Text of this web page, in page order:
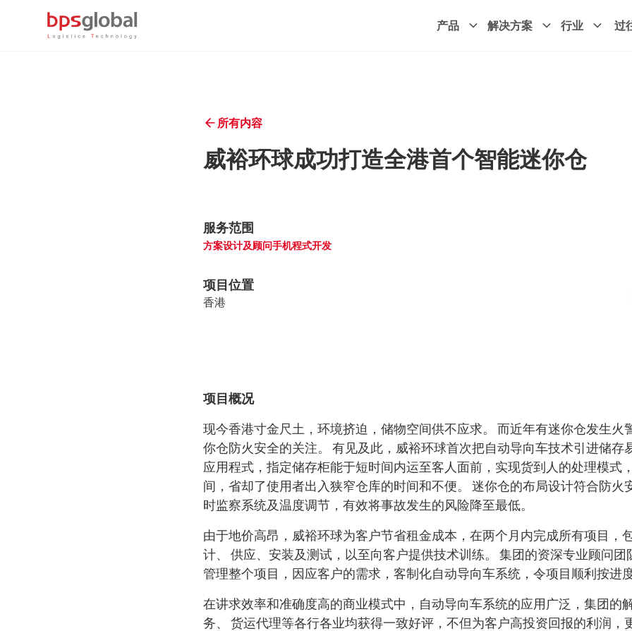
产品 解决方案 行业 过
所有内容
威裕环球成功打造全港首个智能迷你仓
服务范围
方案设计及顾问手机程式开发
项目位置
香港
项目概况
现今香港寸金尺土，环境挤迫，储物空间供不应求。 而近年有迷你仓发生火
你仓防火安全的关注。 有见及此，威裕环球首次把自动导向车技术引进储存
应用程式，指定储存柜能于短时间内运至客人面前，实现货到人的处理模式
间，省却了使用者出入狭窄仓库的时间和不便。 迷你仓的布局设计符合防火
时监察系统及温度调节，有效将事故发生的风险降至最低。
由于地价高昂，威裕环球为客户节省租金成本，在两个月内完成所有项目，
计、 供应、安装及测试，以至向客户提供技术训练。 集团的资深专业顾问
管理整个项目，因应客户的需求，客制化自动导向车系统，令项目顺利按进
在讲求效率和准确度高的商业模式中，自动导向车系统的应用广泛，集团的
务、 货运代理等各行各业均获得一致好评，不但为客户高投资回报的利润，